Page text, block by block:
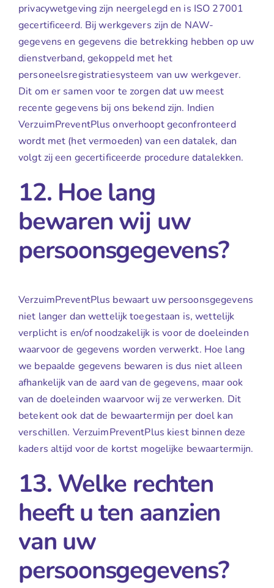
privacywetgeving zijn neergelegd en is ISO 27001
gecertificeerd. Bij werkgevers zijn de NAW-
gegevens en gegevens die betrekking hebben op uw
dienstverband, gekoppeld met het
personeelsregistratiesysteem van uw werkgever.
Dit om er samen voor te zorgen dat uw meest
recente gegevens bij ons bekend zijn. Indien
VerzuimPreventPlus onverhoopt geconfronteerd
wordt met (het vermoeden) van een datalek, dan
volgt zij een gecertificeerde procedure datalekken.
12. Hoe lang
bewaren wij uw
persoonsgegevens?
VerzuimPreventPlus bewaart uw persoonsgegevens
niet langer dan wettelijk toegestaan is, wettelijk
verplicht is en/of noodzakelijk is voor de doeleinden
waarvoor de gegevens worden verwerkt. Hoe lang
we bepaalde gegevens bewaren is dus niet alleen
afhankelijk van de aard van de gegevens, maar ook
van de doeleinden waarvoor wij ze verwerken. Dit
betekent ook dat de bewaartermijn per doel kan
verschillen. VerzuimPreventPlus kiest binnen deze
kaders altijd voor de kortst mogelijke bewaartermijn.
13. Welke rechten
heeft u ten aanzien
van uw
persoonsgegevens?